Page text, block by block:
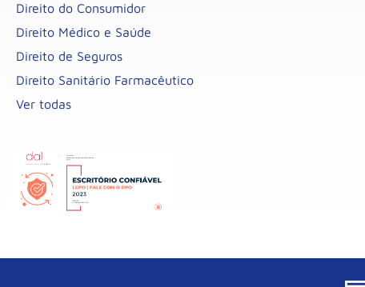
Direito do Consumidor
Direito Médico e Saúde
Direito de Seguros
Direito Sanitário Farmacêutico
Ver todas